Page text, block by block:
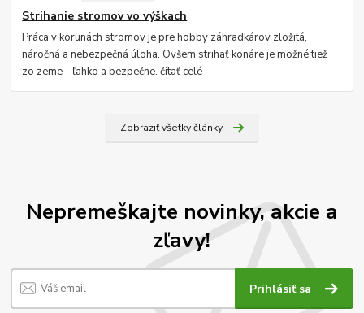
Strihanie stromov vo výškach
Práca v korunách stromov je pre hobby záhradkárov zložitá,
náročná a nebezpečná úloha. Ovšem strihať konáre je možné tiež
zo zeme - ľahko a bezpečne.čítať celé
Zobraziť všetky články
Nepremeškajte novinky, akcie a
zľavy!
Prihlásiť sa